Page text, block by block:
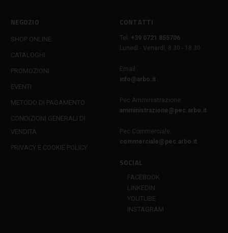
NEGOZIO
SHOP ONLINE
CATALOGHI
PROMOZIONI
EVENTI
METODO DI PAGAMENTO
CONDIZIONI GENERALI DI
VENDITA
PRIVACY E COOKIE POLICY
CONTATTI
Tel:
+39 0721 855706
Lunedì - Venerdì, 8:30 - 18:30
Email:
info@arbo.it
Pec Amministrazione:
amministrazione@pec.arbo.it
Pec Commerciale:
commerciale@pec.arbo.it
SOCIAL
FACEBOOK
LINKEDIN
YOUTUBE
INSTAGRAM